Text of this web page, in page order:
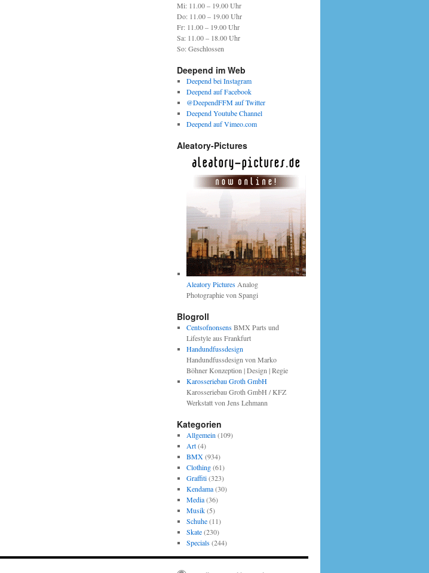
Mi: 11.00 – 19.00 Uhr
Do: 11.00 – 19.00 Uhr
Fr: 11.00 – 19.00 Uhr
Sa: 11.00 – 18.00 Uhr
So: Geschlossen
Deepend im Web
Deepend bei Instagram
Deepend auf Facebook
@DeependFFM auf Twitter
Deepend Youtube Channel
Deepend auf Vimeo.com
Aleatory-Pictures
Aleatory PicturesAnalog
Photographie von Spangi
Blogroll
CentsofnonsensBMX Parts und
Lifestyle aus Frankfurt
Handundfussdesign
Handundfussdesign von Marko
Böhner Konzeption | Design | Regie
Karosseriebau Groth GmbH
Karosseriebau Groth GmbH / KFZ
Werkstatt von Jens Lehmann
Kategorien
Allgemein (109)
Art(4)
BMX(934)
Clothing(61)
Graffiti(323)
Kendama(30)
Media(36)
Musik(5)
Schuhe(11)
Skate(230)
Specials(244)